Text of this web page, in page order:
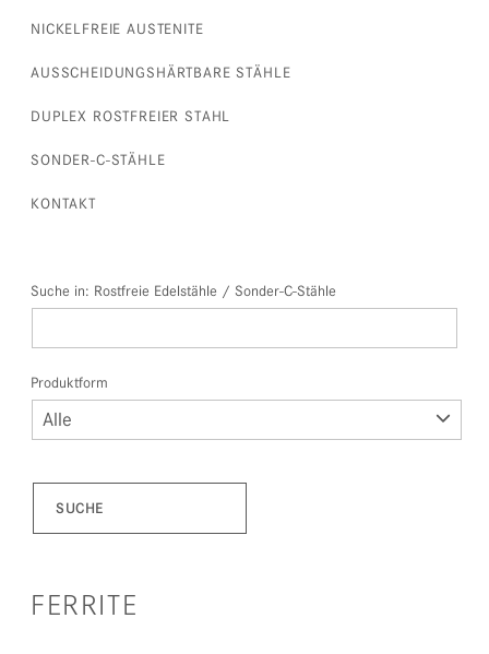
NICKELFREIE AUSTENITE
AUSSCHEIDUNGSHÄRTBARE STÄHLE
DUPLEX ROSTFREIER STAHL
SONDER-C-STÄHLE
KONTAKT
Suche in: Rostfreie Edelstähle / Sonder-C-Stähle
Produktform
Alle
FERRITE